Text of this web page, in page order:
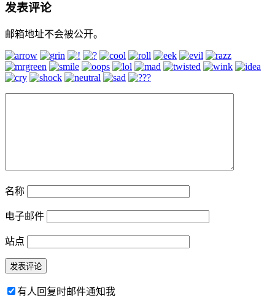
发表评论
邮箱地址不会被公开。
名称
电子邮件
站点
有人回复时邮件通知我